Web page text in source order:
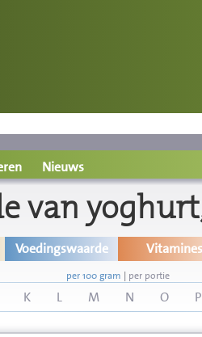
Nieuws
van
Voedingswaarde Vitamines
per 100 gram | per portie
K L M N O P